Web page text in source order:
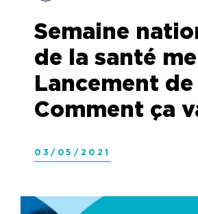
Semaine
de la santé
Lancement de
Comment ça
03/05/2021